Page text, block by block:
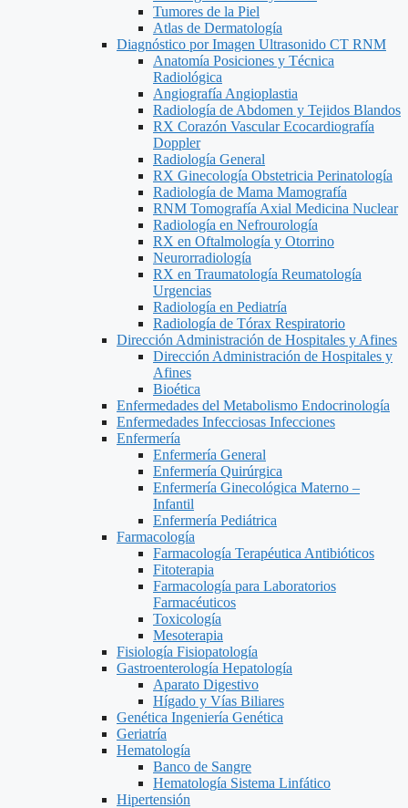
Tumores de la Piel
Atlas de Dermatología
Diagnóstico por Imagen Ultrasonido CT RNM
Anatomía Posiciones y Técnica
Radiológica
Angiografía Angioplastia
Radiología de Abdomen y Tejidos Blandos
RX Corazón Vascular Ecocardiografía
Doppler
Radiología General
RX Ginecología Obstetricia Perinatología
Radiología de Mama Mamografía
RNM Tomografía Axial Medicina Nuclear
Radiología en Nefrourología
RX en Oftalmología y Otorrino
Neurorradiología
RX en Traumatología Reumatología
Urgencias
Radiología en Pediatría
Radiología de Tórax Respiratorio
Dirección Administración de Hospitales y Afines
Dirección Administración de Hospitales y
Afines
Bioética
Enfermedades del Metabolismo Endocrinología
Enfermedades Infecciosas Infecciones
Enfermería
Enfermería General
Enfermería Quirúrgica
Enfermería Ginecológica Materno –
Infantil
Enfermería Pediátrica
Farmacología
Farmacología Terapéutica Antibióticos
Fitoterapia
Farmacología para Laboratorios
Farmacéuticos
Toxicología
Mesoterapia
Fisiología Fisiopatología
Gastroenterología Hepatología
Aparato Digestivo
Hígado y Vías Biliares
Genética Ingeniería Genética
Geriatría
Hematología
Banco de Sangre
Hematología Sistema Linfático
Hipertensión